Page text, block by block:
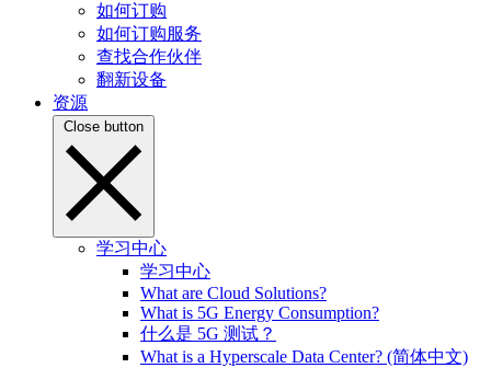
如何订购
如何订购服务
查找合作伙伴
翻新设备
资源
Close button
学习中心
学习中心
What are Cloud Solutions?
What is 5G Energy Consumption?
什么是 5G 测试？
What is a Hyperscale Data Center? (简体中文)